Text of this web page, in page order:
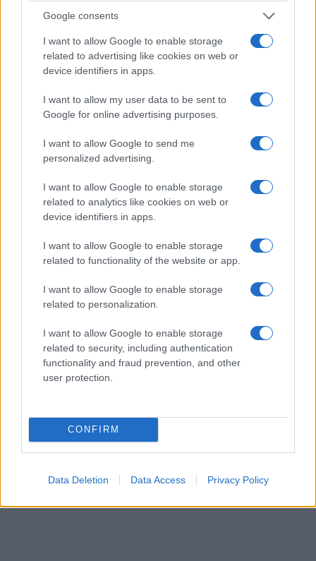
Google consents
I want to allow Google to enable storage
related to advertising like cookies on web or
device identifiers in apps.
I want to allow my user data to be sent to
Google for online advertising purposes.
I want to allow Google to send me
personalized advertising.
I want to allow Google to enable storage
related to analytics like cookies on web or
device identifiers in apps.
I want to allow Google to enable storage
related to functionality of the website or app.
I want to allow Google to enable storage
related to personalization.
I want to allow Google to enable storage
related to security, including authentication
functionality and fraud prevention, and other
user protection.
CONFIRM
Data Deletion Data Access Privacy Policy